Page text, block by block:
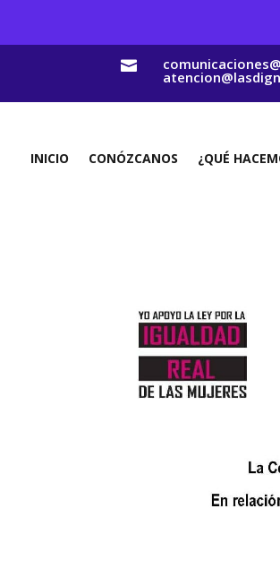

INICIO CONÓZCANOS ¿QUÉ